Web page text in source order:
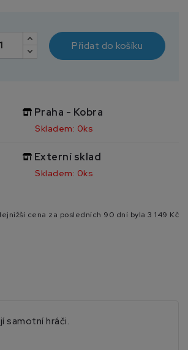
Přidat do košíku
Praha - Kobra
Skladem: 0ks
Externí sklad
Skladem: 0ks
cena za posledních 90 dní byla 3 149 Kč
samotní hráči.